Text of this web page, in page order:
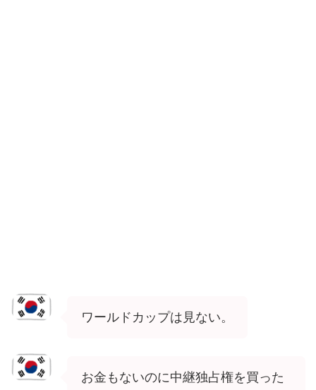
ワールドカップは見ない。
お金もないのに中継独占権を買った